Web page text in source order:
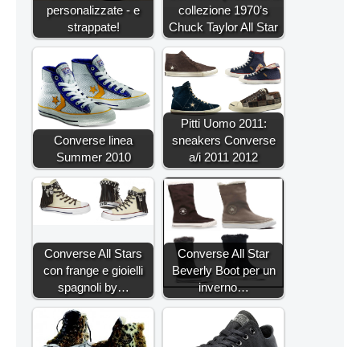
personalizzate - e
strappate!
collezione 1970’s
Chuck Taylor All Star
Converse linea
Summer 2010
Pitti Uomo 2011:
sneakers Converse
a/i 2011 2012
Converse All Stars
con frange e gioielli
spagnoli by…
Converse All Star
Beverly Boot per un
inverno…